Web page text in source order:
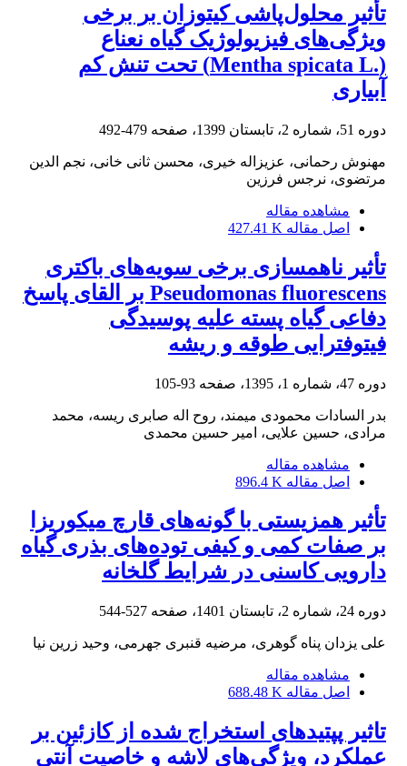
تأثیر محلول‌پاشی کیتوزان بر برخی
ویژگی‌های فیزیولوژیک گیاه نعناع
(‏Mentha spicata L.‎‏) تحت ‏تنش کم
آبیاری
دوره 51، شماره 2، تابستان 1399، صفحه 479-492
مهنوش رحمانی، عزیزاله خیری، محسن ثانی خانی، نجم الدین
مرتضوی، نرجس فرزین
مشاهده مقاله
اصل مقاله 427.41 K
تأثیر ناهمسازی برخی سویه‌های باکتری
Pseudomonas fluorescens بر القای پاسخ
دفاعی گیاه پسته علیه پوسیدگی
فیتوفترایی طوقه و ریشه
دوره 47، شماره 1، 1395، صفحه 93-105
بدر السادات محمودی میمند، روح اله صابری ریسه، محمد
مرادی، حسین علایی، امیر حسین محمدی
مشاهده مقاله
اصل مقاله 896.4 K
تأثیر همزیستی با گونه‌های قارچ میکوریزا
بر صفات کمی و ‌کیفی توده‌های بذری گیاه
دارویی کاسنی در شرایط گلخانه
دوره 24، شماره 2، تابستان 1401، صفحه 527-544
علی یزدان پناه گوهری، مرضیه قنبری جهرمی، وحید زرین نیا
مشاهده مقاله
اصل مقاله 688.48 K
تاثیر پپتیدهای استخراج شده از کازئین بر
عملکرد، ویژگی‌های لاشه و خاصیت آنتی